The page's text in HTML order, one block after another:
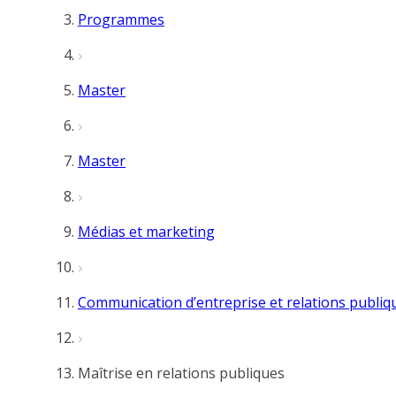
Programmes
Master
Master
Médias et marketing
Communication d’entreprise et relations
Maîtrise en relations publiques